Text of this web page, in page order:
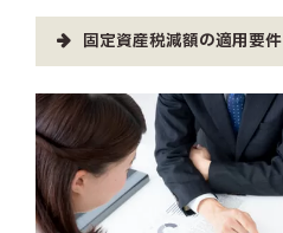
固定資産税減額の適用要件